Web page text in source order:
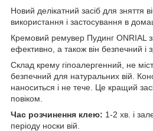
Новий делікатний засіб для зняття
використання і застосування в
Кремовий ремувер Пудинг ONRIAL
ефективно, а також він безпечний і
Склад крему гіпоалергенний, не
безпечний для натуральних вій.
наноситься і не тече. Це кращий
повіком.
Час розчинення клею: 1-2 хв. і
періоду носки вій.